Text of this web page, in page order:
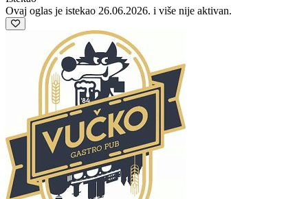
Ovaj oglas je istekao 26.06.2026. i više nije aktivan.